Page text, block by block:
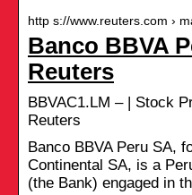
http s://www.reuters.com ›
Banco BBVA
Reuters
BBVAC1.LM – | Stock
Reuters
Banco BBVA Peru SA,
Continental SA, is a
(the Bank) engaged in